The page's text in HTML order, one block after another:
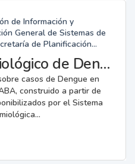
de Información y
General de Sistemas de
de Planificación...
Reporte Epidemiológico de Dengue.
casos de Dengue en
construido a partir de
por el Sistema